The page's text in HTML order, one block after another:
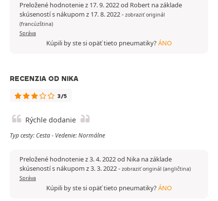
Preložené hodnotenie z 17. 9. 2022 od Robert na základe
skúseností s nákupom z 17. 8. 2022- zobraziť originál
(francúzština)
Správa
Kúpili by ste si opäť tieto pneumatiky?ÁNO
RECENZIA OD NIKA
3/5
Rýchle dodanie
Typ cesty: Cesta - Vedenie: Normálne
Preložené hodnotenie z 3. 4. 2022 od Nika na základe
skúseností s nákupom z 3. 3. 2022- zobraziť originál (angličtina)
Správa
Kúpili by ste si opäť tieto pneumatiky?ÁNO